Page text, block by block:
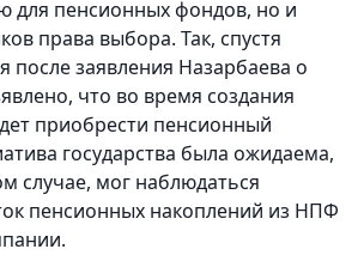
для пенсионных фондов, но и
права выбора. Так, спустя
после заявления Назарбаева о
что во время создания
приобрести пенсионный
государства была ожидаема,
случае, мог наблюдаться
пенсионных накоплений из НПФ